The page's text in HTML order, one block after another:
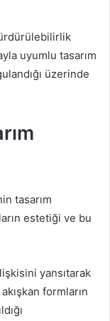
uyumlu tasarım
üzerinde
tasarım
estetiği ve bu
yansıtarak
formların